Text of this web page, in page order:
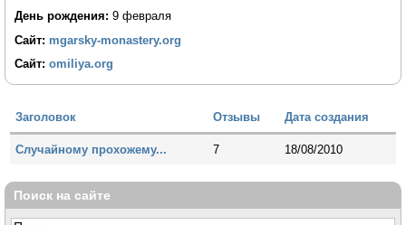
День рождения: 9 февраля
Сайт: mgarsky-monastery.org
Сайт: omiliya.org
Заголовок Отзывы Дата создания
Случайному прохожему... 7 18/08/2010
Поиск на сайте